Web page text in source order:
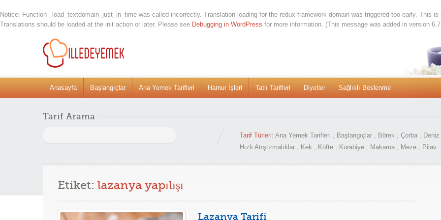
Notice: Function _load_textdomain_just_in_time was called incorrectly. Translation loading for the redux-framework domain was triggered too early. This
Translations should be loaded at the init action or later. Please see Debugging in WordPress for more information. (This message was added in version
Anasayfa Başlangıçlar Ana Yemek Tarifleri Hamur İşleri Tatlı Tarifleri Diyetler Sağlıklı Beslenme
Tarif Arama
Tarif Türleri: Ana Yemek Tarifleri , Başlangıçlar , Börek , Çorba ,
Hızlı Atıştırmalıklar , Kek , Köfte , Kurabiye , Makarna , Meze , Pilav
Etiket: lazanya yapılışı
Lazanya Tarifi